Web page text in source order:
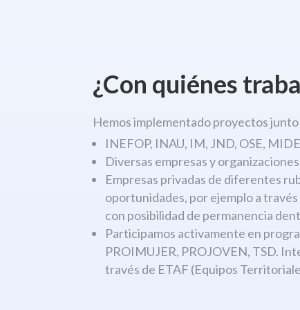
¿Con quiénes
Hemos implementado proyectos junto
INEFOP, INAU, IM, JND, OSE,
Diversas empresas y
Empresas privadas de diferentes
oportunidades, por ejemplo a
con posibilidad de permanencia
Participamos activamente en
PROIMUJER, PROJOVEN, TSD.
través de ETAF (Equipos